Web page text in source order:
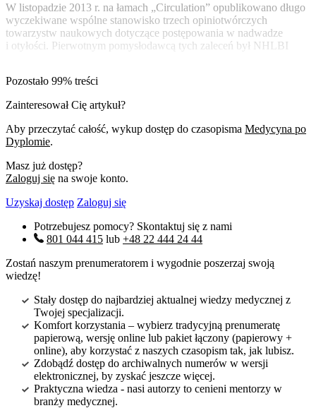
W listopadzie 2013 r. na łamach „Circulation” opublikowano długo
wyczekiwane wspólne stanowisko trzech opiniotwórczych
towarzystw naukowych dotyczące postępowania w nadwadze
i otyłości. Pierwotnym pomysłodawcą tych zaleceń był NHLBI
Pozostało 99% treści
Zainteresował Cię artykuł?
Aby przeczytać całość, wykup dostęp do czasopisma Medycyna po
Dyplomie.
Masz już dostęp?
Zaloguj się na swoje konto.
Uzyskaj dostęp Zaloguj się
Potrzebujesz pomocy? Skontaktuj się z nami
801 044 415 lub +48 22 444 24 44
Zostań naszym prenumeratorem i wygodnie poszerzaj swoją
wiedzę!
Stały dostęp do najbardziej aktualnej wiedzy medycznej z
Twojej specjalizacji.
Komfort korzystania – wybierz tradycyjną prenumeratę
papierową, wersję online lub pakiet łączony (papierowy +
online), aby korzystać z naszych czasopism tak, jak lubisz.
Zdobądź dostęp do archiwalnych numerów w wersji
elektronicznej, by zyskać jeszcze więcej.
Praktyczna wiedza - nasi autorzy to cenieni mentorzy w
branży medycznej.